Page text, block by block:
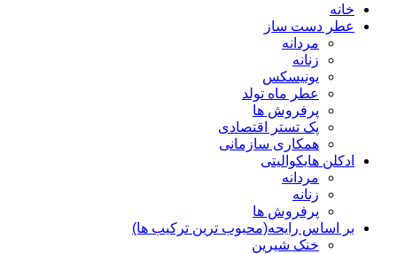
خانه
عطر دست ساز
مردانه
زنانه
یونیسکس
عطر ماه تولد
پرفروش ها
پک تستر اقتصادی
همکاری سازمانی
ادکلن هایکوالیتی
مردانه
زنانه
پرفروش ها
بر اساس رایحه(محبوب ترین ترکیب ها)
خنک شیرین